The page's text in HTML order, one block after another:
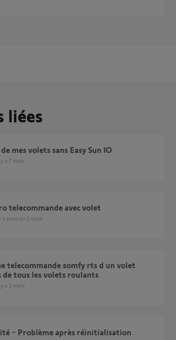
liées
mes volets sans Easy Sun IO
il y a 7 mois
telecommande avec volet
y a environ 2 mois
de tous les volets roulants
il y a 2 mois
- Problème après réinitialisation